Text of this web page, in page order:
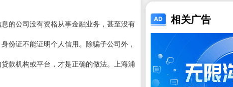
的公司没有资格从事金融业务，甚至没有
份证不能证明个人信用。除骗子公司外，
款机构或平台，才是正确的做法。上海浦
相关广告